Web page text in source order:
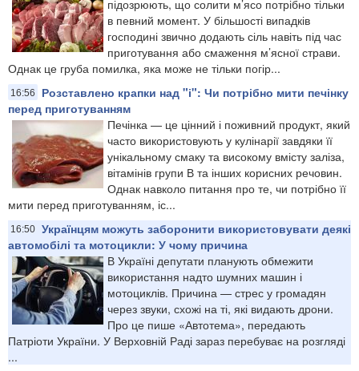
підозрюють, що солити м’ясо потрібно тільки
в певний момент. У більшості випадків
господині звично додають сіль навіть під час
приготування або смаження м’ясної страви.
Однак це груба помилка, яка може не тільки погір...
16:56
Розставлено крапки над "і": Чи потрібно мити печінку
перед приготуванням
Печінка — це цінний і поживний продукт, який
часто використовують у кулінарії завдяки її
унікальному смаку та високому вмісту заліза,
вітамінів групи В та інших корисних речовин.
Однак навколо питання про те, чи потрібно її
мити перед приготуванням, іс...
16:50 Українцям можуть заборонити використовувати деякі
автомобілі та мотоцикли: У чому причина
В Україні депутати планують обмежити
використання надто шумних машин і
мотоциклів. Причина — стрес у громадян
через звуки, схожі на ті, які видають дрони.
Про це пише «Автотема», передають
Патріоти України. У Верховній Раді зараз перебуває на розгляді
...